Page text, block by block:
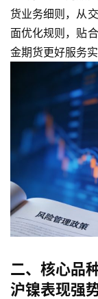
货业务细则，从
面优化规则，贴
金期货更好服务实
二、核心品
沪镍表现强